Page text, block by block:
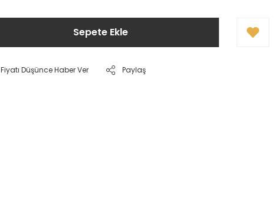
Sepete Ekle
Fiyatı Düşünce Haber Ver Paylaş